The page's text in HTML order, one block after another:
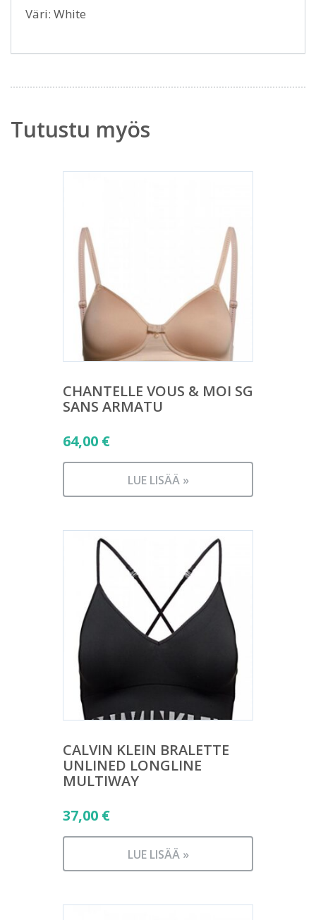
Väri: White
Tutustu myös
CHANTELLE VOUS & MOI SG
SANS ARMATU
64,00 €
LUE LISÄÄ »
CALVIN KLEIN BRALETTE
UNLINED LONGLINE
MULTIWAY
37,00 €
LUE LISÄÄ »